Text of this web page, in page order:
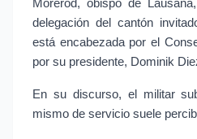
Morerod, obispo de
delegación del cantón
está encabezada por el
por su presidente, Dominik
En su discurso, el militar
mismo de servicio suele